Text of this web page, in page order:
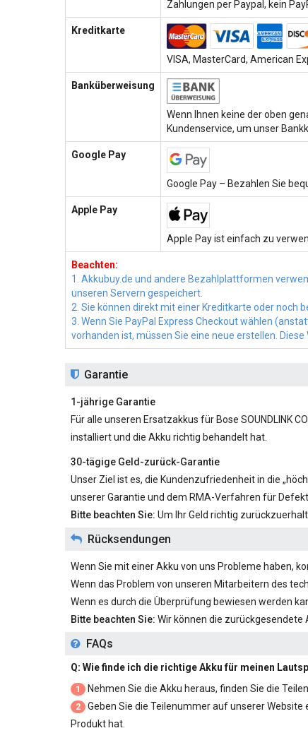
Zahlungen per Paypal, kein
Kreditkarte
VISA, MasterCard, American
Banküberweisung
Wenn Ihnen keine der oben
Kundenservice, um unser
Google Pay
Google Pay – Bezahlen Sie
Apple Pay
Apple Pay ist einfach zu
Beachten:
1. Akkubuy.de und andere Bezahlplattformen
unseren Servern gespeichert.
2. Sie können direkt mit einer Kreditkarte oder noch
3. Wenn Sie PayPal Express Checkout wählen
vorhanden ist, müssen Sie eine neue erstellen.
Garantie
1-jährige Garantie
Für alle unseren Ersatzakkus für Bose SOUNDLINK
installiert und die Akku richtig behandelt hat.
30-tägige Geld-zurück-Garantie
Unser Ziel ist es, die Kundenzufriedenheit in die
unserer Garantie und dem RMA-Verfahren für
Bitte beachten Sie: Um Ihr Geld richtig
Rücksendungen
Wenn Sie mit einer Akku von uns Probleme haben,
Wenn das Problem von unseren Mitarbeitern des
Wenn es durch die Überprüfung bewiesen werden
Bitte beachten Sie: Wir können die zurückgesendete
FAQs
Q: Wie finde ich die richtige Akku für meinen
1 Nehmen Sie die Akku heraus, finden Sie die
2
Geben Sie die Teilenummer auf unserer
Produkt hat.